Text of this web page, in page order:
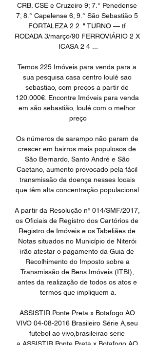
CRB. CSE e Cruzeiro 9; 7.° Penedense
7; 8.° Capelense 6; 9.° São Sebastião 5
FORTALEZA 2 2. " TURNO — tf
RODADA 3/março/90 FERROVIÁRIO 2 X
ICASA 2 4 ...
Temos 225 Imóveis para venda para a
sua pesquisa casa centro loulé sao
sebastiao, com preços a partir de
120.000€. Encontre Imóveis para venda
em são sebastião, loulé com o melhor
preço
Os números de sarampo não param de
crescer em bairros mais populosos de
São Bernardo, Santo André e São
Caetano, aumento provocado pela fácil
transmissão da doença nesses locais
que têm alta concentração populacional.
A partir da Resolução nº 014/SMF/2017,
os Oficiais de Registro dos Cartórios de
Registro de Imóveis e os Tabeliães de
Notas situados no Município de Niterói
irão atestar o pagamento da Guia de
Recolhimento do Imposto sobre a
Transmissão de Bens Imóveis (ITBI),
antes da realização de todos os atos e
termos que impliquem a.
ASSISTIR Ponte Preta x Botafogo AO
VIVO 04-08-2016 Brasileiro Série A,seu
futebol ao vivo,brasileirao serie